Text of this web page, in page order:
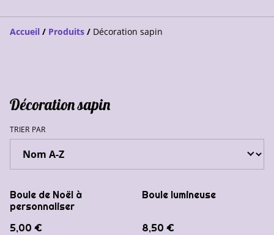
Accueil / Produits / Décoration sapin
Décoration sapin
TRIER PAR
Boule de Noël à
personnaliser
5,00 €
Boule lumineuse
8,50 €